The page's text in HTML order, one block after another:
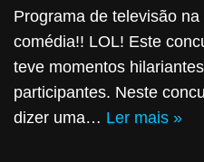
Programa de televisão
comédia!! LOL! Este
teve momentos
participantes. Neste
dizer uma… Ler mais »